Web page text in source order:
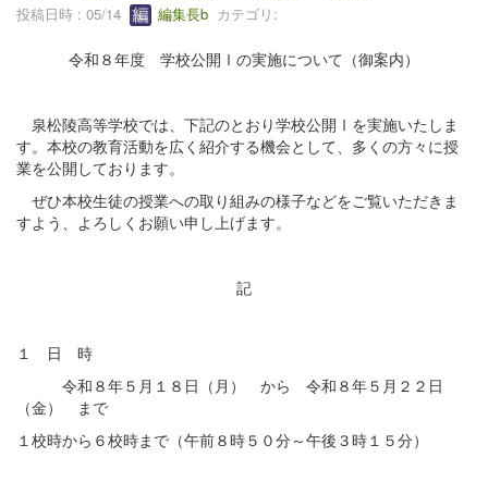
投稿日時 : 05/14 編集長b カテゴリ:
令和８年度 学校公開Ⅰの実施について（御案内）
泉松陵高等学校では、下記のとおり学校公開Ⅰを実施いたしま
す。本校の教育活動を広く紹介する機会として、多くの方々に授
業を公開しております。
ぜひ本校生徒の授業への取り組みの様子などをご覧いただきま
すよう、よろしくお願い申し上げます。
記
１ 日 時
令和８年５月１８日（月） から 令和８年５月２２日
（金） まで
１校時から６校時まで（午前８時５０分～午後３時１５分）